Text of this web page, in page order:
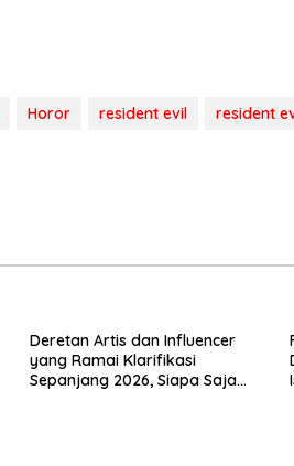
Horor resident evil resident
Deretan Artis dan Influencer
yang Ramai Klarifikasi
Sepanjang 2026, Siapa Saja